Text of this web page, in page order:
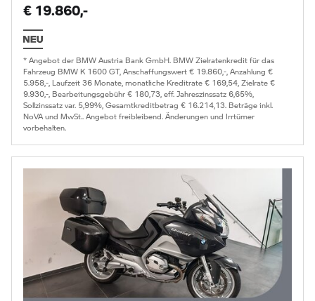
€ 19.860,-
* Angebot der BMW Austria Bank GmbH. BMW Zielratenkredit für das
Fahrzeug BMW K 1600 GT, Anschaffungswert € 19.860,-, Anzahlung €
5.958,-, Laufzeit 36 Monate, monatliche Kreditrate € 169,54, Zielrate €
9.930,-, Bearbeitungsgebühr € 180,73, eff. Jahreszinssatz 6,65%,
Sollzinssatz var. 5,99%, Gesamtkreditbetrag € 16.214,13. Beträge inkl.
NoVA und MwSt.. Angebot freibleibend. Änderungen und Irrtümer
vorbehalten.